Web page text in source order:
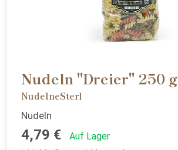
Nudeln "Dreier" 250 g
NudelneSterl
Nudeln
4,79 €
Auf Lager